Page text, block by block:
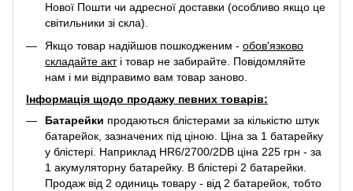
Нової Пошти чи адресної доставки (особливо якщо це
світильники зі скла).
Якщо товар надійшов пошкодженим - обов'язково
складайте акт і товар не забирайте. Повідомляйте
нам і ми відправимо вам товар заново.
Інформація щодо продажу певних товарів:
Батарейки продаються блістерами за кількістю штук
батарейок, зазначених під ціною. Ціна за 1 батарейку
у блістері. Наприклад HR6/2700/2DB ціна 225 грн - за
1 акумуляторну батарейку. В блістері 2 батарейки.
Продаж від 2 одиниць товару - від 2 батарейок, тобто